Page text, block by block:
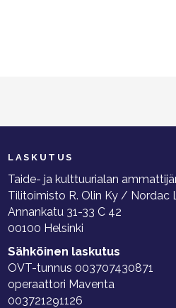
LASKUTUS
Taide- ja kulttuurialan
Tilitoimisto R. Olin Ky / Nordac
Annankatu 31-33 C 42
00100 Helsinki
Sähköinen laskutus
OVT-tunnus 003707430871
operaattori Maventa
003721291126